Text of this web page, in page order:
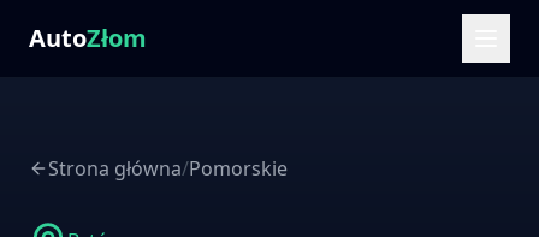
AutoZłom
Strona główna/Pomorskie